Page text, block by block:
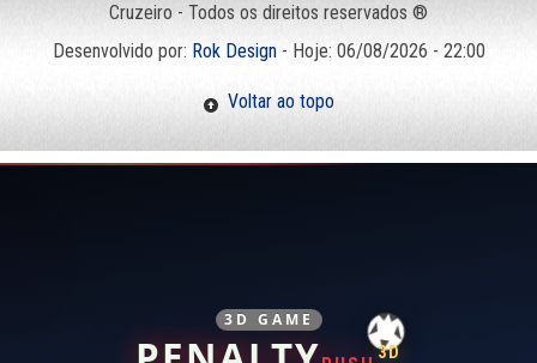
Cruzeiro - Todos os direitos reservados ®
Desenvolvido por: Rok Design- Hoje: 06/08/2026 - 22:00
Voltar ao topo
3D GAME
3D